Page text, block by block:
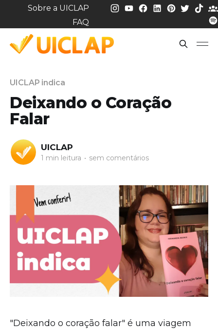
Sobre a UICLAP
FAQ
UICLAP indica
Deixando o Coração
Falar
UICLAP
1 min leitura • sem comentários
"Deixando o coração falar" é uma viagem